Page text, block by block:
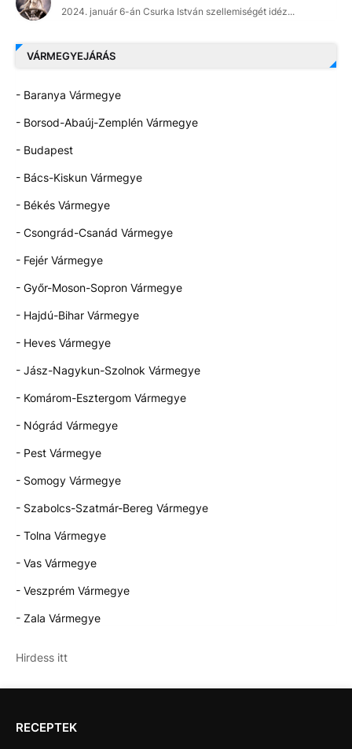
2024. január 6-án Csurka István szellemiségét idéz...
VÁRMEGYEJÁRÁS
- Baranya Vármegye
- Borsod-Abaúj-Zemplén Vármegye
- Budapest
- Bács-Kiskun Vármegye
- Békés Vármegye
- Csongrád-Csanád Vármegye
- Fejér Vármegye
- Győr-Moson-Sopron Vármegye
- Hajdú-Bihar Vármegye
- Heves Vármegye
- Jász-Nagykun-Szolnok Vármegye
- Komárom-Esztergom Vármegye
- Nógrád Vármegye
- Pest Vármegye
- Somogy Vármegye
- Szabolcs-Szatmár-Bereg Vármegye
- Tolna Vármegye
- Vas Vármegye
- Veszprém Vármegye
- Zala Vármegye
Hirdess itt
RECEPTEK